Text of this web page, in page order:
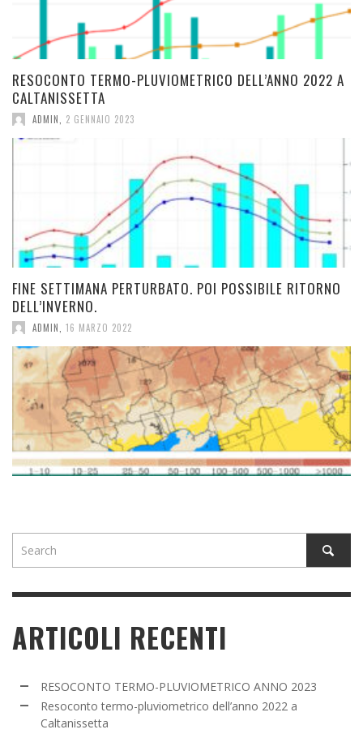
RESOCONTO TERMO-PLUVIOMETRICO DELL’ANNO 2022 A
CALTANISSETTA
ADMIN 2 GENNAIO 2023
FINE SETTIMANA PERTURBATO. POI POSSIBILE RITORNO
DELL’INVERNO.
ADMIN 16 MARZO 2022
ARTICOLI RECENTI
RESOCONTO TERMO-PLUVIOMETRICO ANNO 2023
Resoconto termo-pluviometrico dell’anno 2022 a
Caltanissetta